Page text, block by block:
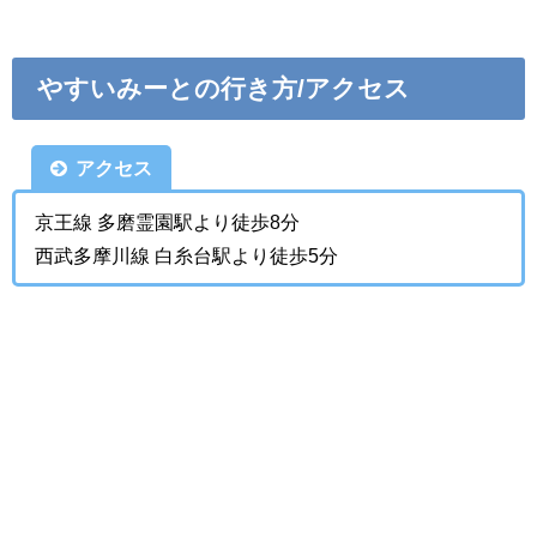
やすいみーとの行き方/アクセス
アクセス
京王線 多磨霊園駅より徒歩8分
西武多摩川線 白糸台駅より徒歩5分